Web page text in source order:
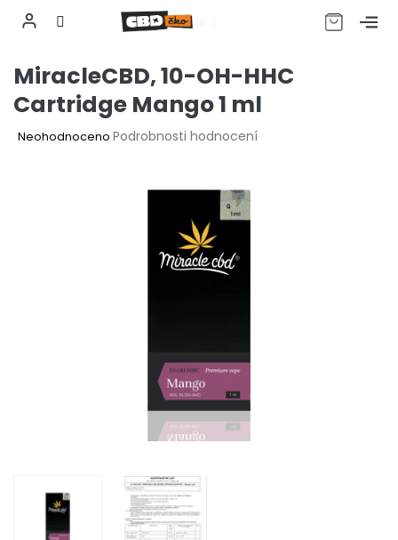
obsah
CZK
MiracleCBD, 10-OH-HHC
Cartridge Mango 1 ml
Průměrné
Neohodnoceno Podrobnosti hodnocení